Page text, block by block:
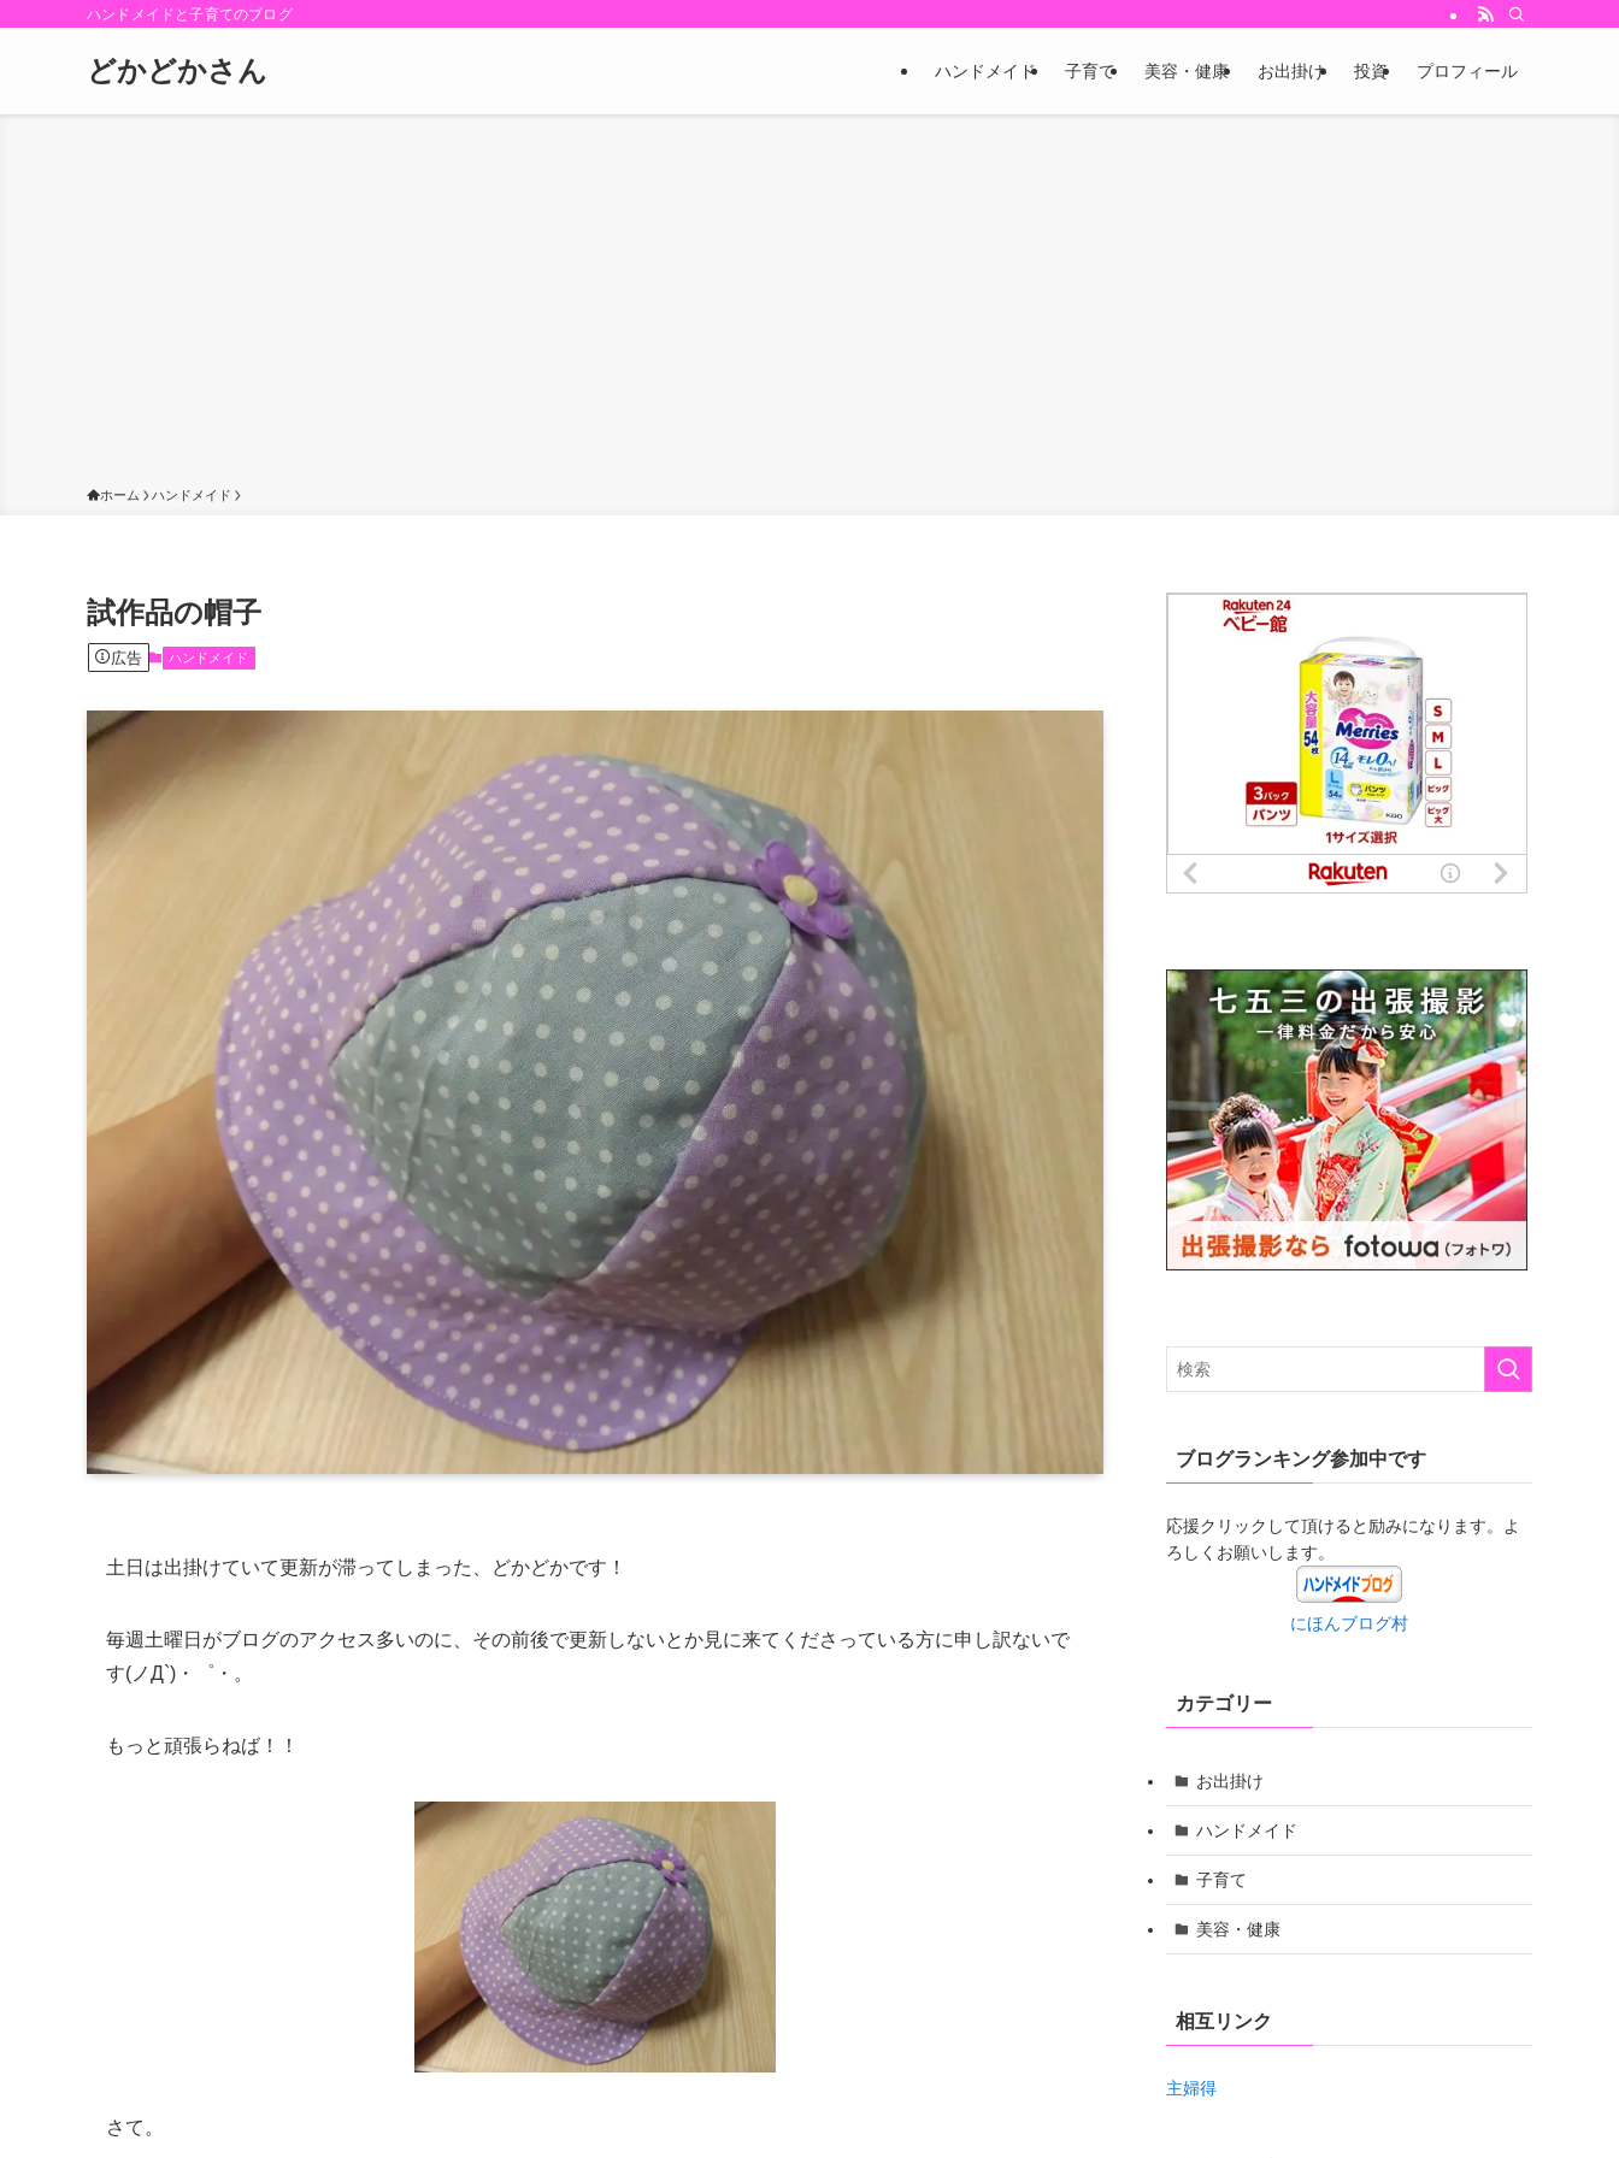
ハンドメイドと子育てのブログ
どかどかさん ハンドメイド 子育て 美容・健康 お出掛け 投資 プロフィール
ホーム ハンドメイド
試作品の帽子
広告 ハンドメイド
土日は出掛けていて更新が滞ってしまった、どかどかです！
毎週土曜日がブログのアクセス多いのに、その前後で更新しないとか見に来てくださっている方に申し訳ないで
す(ノД`)・゜・。
もっと頑張らねば！！
さて。
ブログランキング参加中です
応援クリックして頂けると励みになります。よ
ろしくお願いします。
にほんブログ村
カテゴリー
お出掛け
ハンドメイド
子育て
美容・健康
相互リンク
主婦得